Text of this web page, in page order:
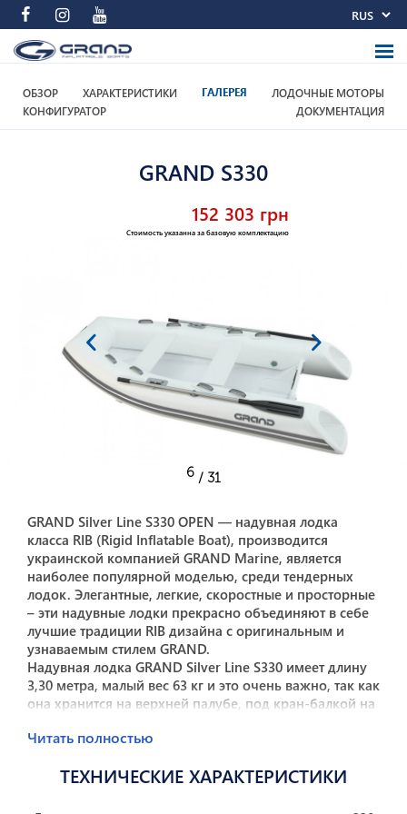
ОБЗОР ХАРАКТЕРИСТИКИ ГАЛЕРЕЯ
ЛОДОЧНЫЕ МОТОРЫ
КОНФИГУРАТОР
ДОКУМЕНТАЦИЯ
GRAND S330
152 303 грн
Стоимость указанна за базовую комплектацию
6 / 31
GRAND Silver Line S330 OPEN — надувная лодка
класса RIB (Rigid Inflatable Boat), производится
украинской компанией GRAND Marine, является
наиболее популярной моделью, среди тендерных
лодок. Элегантные, легкие, скоростные и просторные
– эти надувные лодки прекрасно объединяют в себе
лучшие традиции RIB дизайна с оригинальным и
узнаваемым стилем GRAND.
Надувная лодка GRAND Silver Line S330 имеет длину
3,30 метра, малый вес 63 кг и это очень важно, так как
она хранится на верхней палубе, под кран-балкой на
имеет не последнее значение. Оснащается
максимальной мощностью до 25 лошадиных сил, что
Читать полностью
ТЕХНИЧЕСКИЕ ХАРАКТЕРИСТИКИ